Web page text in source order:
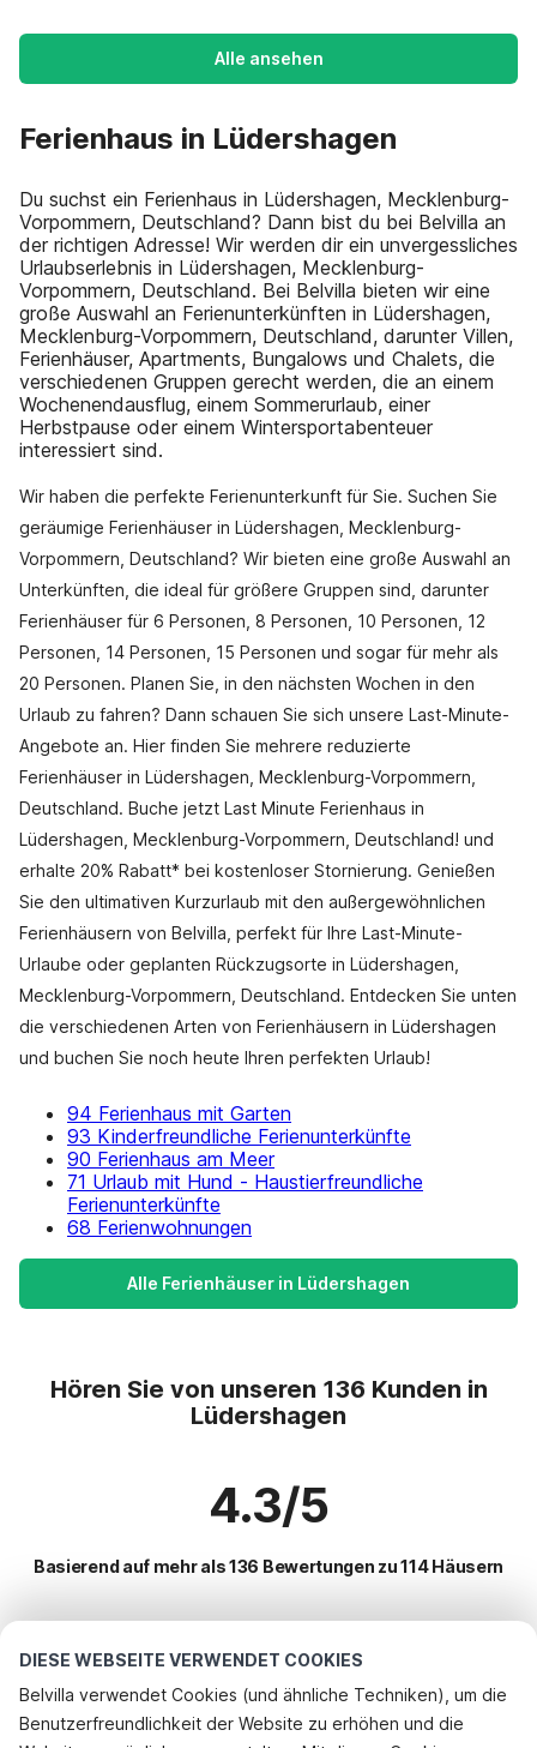
DIESE WEBSEITE VERWENDET COOKIES
Belvilla verwendet Cookies (und ähnliche Techniken), um die
Benutzerfreundlichkeit der Website zu erhöhen und die
Alle ansehen
Ferienhaus in Lüdershagen
Du suchst ein Ferienhaus in Lüdershagen, Mecklenburg-
Vorpommern, Deutschland? Dann bist du bei Belvilla an
der richtigen Adresse! Wir werden dir ein unvergessliches
Urlaubserlebnis in Lüdershagen, Mecklenburg-
Vorpommern, Deutschland. Bei Belvilla bieten wir eine
große Auswahl an Ferienunterkünften in Lüdershagen,
Mecklenburg-Vorpommern, Deutschland, darunter Villen,
Ferienhäuser, Apartments, Bungalows und Chalets, die
verschiedenen Gruppen gerecht werden, die an einem
Wochenendausflug, einem Sommerurlaub, einer
Herbstpause oder einem Wintersportabenteuer
interessiert sind.
Wir haben die perfekte Ferienunterkunft für Sie. Suchen Sie
geräumige Ferienhäuser in Lüdershagen, Mecklenburg-
Vorpommern, Deutschland? Wir bieten eine große Auswahl an
Unterkünften, die ideal für größere Gruppen sind, darunter
Ferienhäuser für 6 Personen, 8 Personen, 10 Personen, 12
Personen, 14 Personen, 15 Personen und sogar für mehr als
20 Personen. Planen Sie, in den nächsten Wochen in den
Urlaub zu fahren? Dann schauen Sie sich unsere Last-Minute-
Angebote an. Hier finden Sie mehrere reduzierte
Ferienhäuser in Lüdershagen, Mecklenburg-Vorpommern,
Deutschland. Buche jetzt Last Minute Ferienhaus in
Lüdershagen, Mecklenburg-Vorpommern, Deutschland! und
erhalte 20% Rabatt* bei kostenloser Stornierung. Genießen
Sie den ultimativen Kurzurlaub mit den außergewöhnlichen
Ferienhäusern von Belvilla, perfekt für Ihre Last-Minute-
Urlaube oder geplanten Rückzugsorte in Lüdershagen,
Mecklenburg-Vorpommern, Deutschland. Entdecken Sie unten
die verschiedenen Arten von Ferienhäusern in Lüdershagen
und buchen Sie noch heute Ihren perfekten Urlaub!
94 Ferienhaus mit Garten
93 Kinderfreundliche Ferienunterkünfte
90 Ferienhaus am Meer
71 Urlaub mit Hund - Haustierfreundliche
Ferienunterkünfte
68 Ferienwohnungen
Alle Ferienhäuser in Lüdershagen
Hören Sie von unseren 136 Kunden in
Lüdershagen
4.3/5
Basierend auf mehr als 136 Bewertungen zu 114 Häusern
Beliebteste Reiseziele für Urlaub